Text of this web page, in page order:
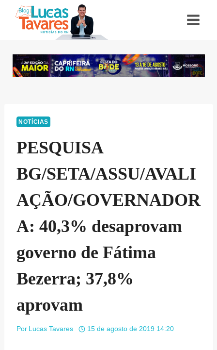
NOTÍCIAS
PESQUISA
BG/SETA/ASSU/AVALI
AÇÃO/GOVERNADOR
A: 40,3% desaprovam
governo de Fátima
Bezerra; 37,8%
aprovam
Por Lucas Tavares 15 de agosto de 2019 14:20